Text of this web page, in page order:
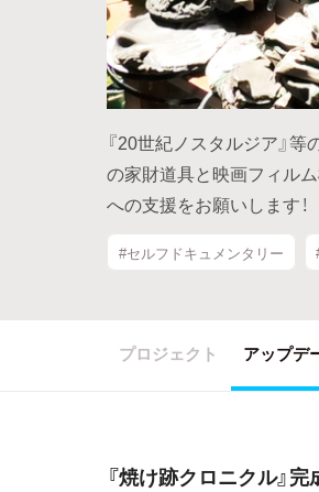
『20世紀ノスタルジア』
の家財道具と映画フィル
への支援をお願いします！
#セルフドキュメンタリー
プロジェクト アップデ
『焼け跡クロニクル』